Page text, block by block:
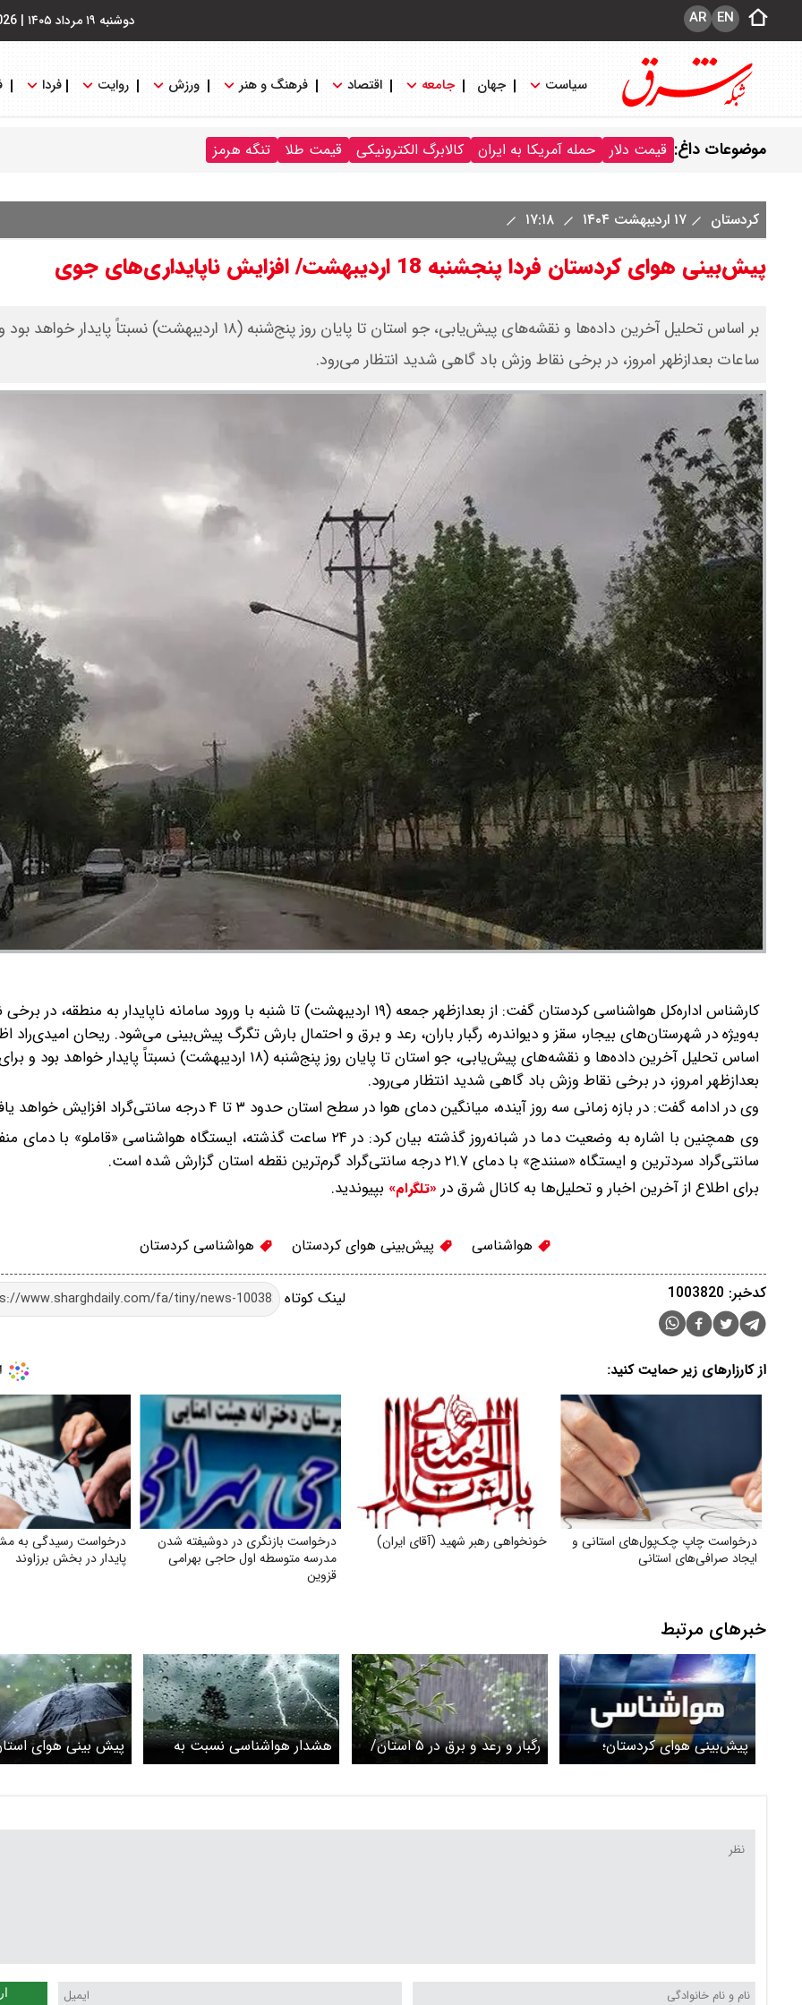
دوشنبه ۱۹ مرداد ۱۴۰۵ | EN
AR
سیاست جهان جامعه اقتصاد فرهنگ و هنر ورزش روایت فردا
موضوعات داغ: قیمت دلار حمله آمریکا به ایران کالابرگ الکترونیکی قیمت طلا تنگه هرمز
کردستان ۱۷ اردیبهشت ۱۴۰۴
پیش‌بینی هوای کردستان فردا پنجشنبه 18 اردیبهشت/ افزایش ناپایداری‌های جوی
بر اساس تحلیل آخرین داده‌ها و نقشه‌های پیش‌یابی، جو استان تا پایان روز پنج‌شنبه (۱۸ اردیبهشت) نسبتاً
ساعات بعدازظهر امروز، در برخی نقاط وزش باد گاهی شدید انتظار می‌رود.
کارشناس اداره‌کل هواشناسی کردستان گفت: از بعدازظهر جمعه (۱۹ اردیبهشت) تا شنبه با ورود سامانه ناپایدار به
به‌ویژه در شهرستان‌های بیجار، سقز و دیواندره، رگبار باران، رعد و برق و احتمال بارش تگرگ پیش‌بینی می‌شود. ریحان امیدی‌راد
اساس تحلیل آخرین داده‌ها و نقشه‌های پیش‌یابی، جو استان تا پایان روز پنج‌شنبه (۱۸ اردیبهشت) نسبتاً پایدار
بعدازظهر امروز، در برخی نقاط وزش باد گاهی شدید انتظار می‌رود.
وی در ادامه گفت: در بازه زمانی سه روز آینده، میانگین دمای هوا در سطح استان حدود ۳ تا ۴ درجه سانتی‌گراد افزایش خواهد یافت.
سانتی‌گراد سردترین و ایستگاه «سنندج» با دمای ۲۱.۷ درجه سانتی‌گراد گرم‌ترین نقطه استان گزارش شده‌ است.
برای اطلاع از آخرین اخبار و تحلیل‌ها به کانال شرق در «تلگرام» بپیوندید.
هواشناسی پیش‌بینی هوای کردستان هواشناسی کردستان
لینک کوتاه کدخبر: 1003820
از کارزارهای زیر حمایت کنید:
درخواست چاپ چک‌‌پول‌‌های استانی و
ایجاد صرافی‌‌های استانی
خونخواهی رهبر شهید (آقای ایران)
درخواست بازنگری در دوشیفته شدن
مدرسه متوسطه اول حاجی بهرامی
قزوین
درخواست رسیدگی به
‌پایدار در بخش برزاوند
خبرهای مرتبط
پیش‌بینی هوای کردستان؛
جمعه ۱۹ بهمن
رگبار و رعد و برق در ۵ استان/
افزایش نسبی دما در کشور
هشدار هواشناسی نسبت به
فعالیت سامانه بارشی؛ رگبار و
پیش بینی هوای